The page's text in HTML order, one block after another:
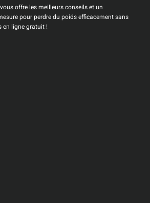
offre les meilleurs conseils et un
pour perdre du poids efficacement sans
en ligne gratuit !